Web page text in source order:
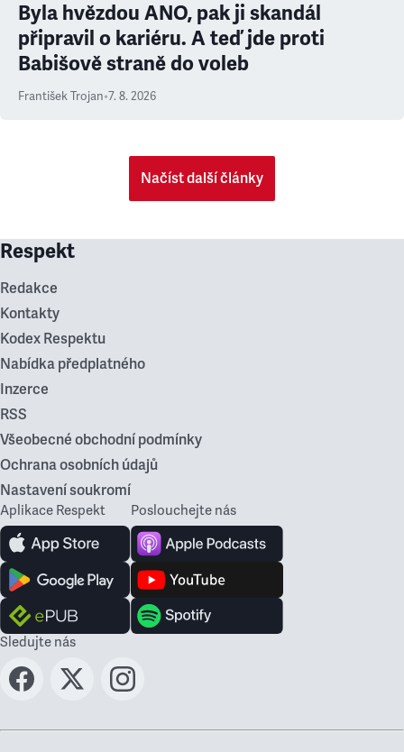
Byla hvězdou ANO, pak ji skandál
připravil o kariéru. A teď jde proti
Babišově straně do voleb
František Trojan•7. 8. 2026
Načíst další články
Respekt
Redakce
Kontakty
Kodex Respektu
Nabídka předplatného
Inzerce
RSS
Všeobecné obchodní podmínky
Ochrana osobních údajů
Nastavení soukromí
Aplikace Respekt Poslouchejte nás
Sledujte nás